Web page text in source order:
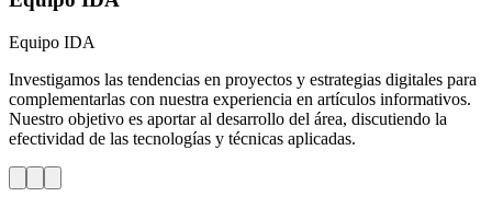
Equipo IDA
Investigamos las tendencias en proyectos y estrategias digitales para
complementarlas con nuestra experiencia en artículos informativos.
Nuestro objetivo es aportar al desarrollo del área, discutiendo la
efectividad de las tecnologías y técnicas aplicadas.